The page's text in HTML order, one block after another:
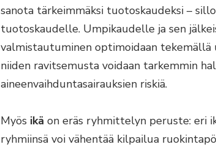
sanota tärkeimmäksi tuotoskaudeksi –
tuotoskaudelle. Umpikaudelle ja sen
valmistautuminen optimoidaan tekemällä
niiden ravitsemusta voidaan tarkemmin
aineenvaihduntasairauksien riskiä.
Myös ikä on eräs ryhmittelyn peruste: eri
ryhmiinsä voi vähentää kilpailua